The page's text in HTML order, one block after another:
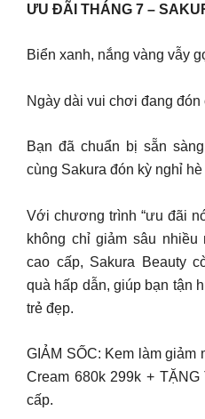
ƯU ĐÃI THÁNG 7 –
Biển xanh, nắng vàng vẫy
Ngày dài vui chơi đang đón
Bạn đã chuẩn bị sẵn
cùng Sakura đón kỳ nghỉ
Với chương trình “ưu đãi
không chỉ giảm sâu
cao cấp, Sakura Beauty
quà hấp dẫn, giúp bạn tận
trẻ đẹp.
GIẢM SỐC: Kem làm giảm
Cream 680k 299k +
cấp.